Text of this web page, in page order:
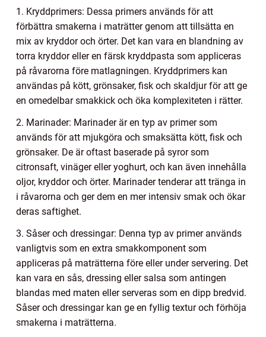
1. Kryddprimers: Dessa primers används för att
förbättra smakerna i maträtter genom att tillsätta en
mix av kryddor och örter. Det kan vara en blandning av
torra kryddor eller en färsk kryddpasta som appliceras
på råvarorna före matlagningen. Kryddprimers kan
användas på kött, grönsaker, fisk och skaldjur för att ge
en omedelbar smakkick och öka komplexiteten i rätter.
2. Marinader: Marinader är en typ av primer som
används för att mjukgöra och smaksätta kött, fisk och
grönsaker. De är oftast baserade på syror som
citronsaft, vinäger eller yoghurt, och kan även innehålla
oljor, kryddor och örter. Marinader tenderar att tränga in
i råvarorna och ger dem en mer intensiv smak och ökar
deras saftighet.
3. Såser och dressingar: Denna typ av primer används
vanligtvis som en extra smakkomponent som
appliceras på maträtterna före eller under servering. Det
kan vara en sås, dressing eller salsa som antingen
blandas med maten eller serveras som en dipp bredvid.
Såser och dressingar kan ge en fyllig textur och förhöja
smakerna i maträtterna.